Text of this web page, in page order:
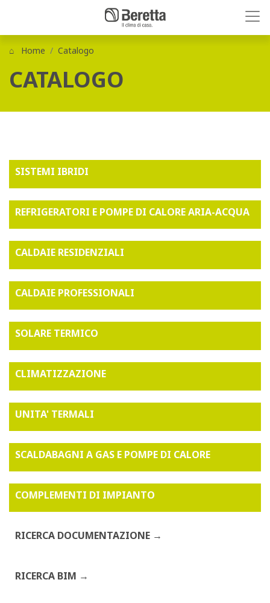
Home Catalogo
CATALOGO
SISTEMI IBRIDI
REFRIGERATORI E POMPE DI CALORE ARIA-ACQUA
CALDAIE RESIDENZIALI
CALDAIE PROFESSIONALI
SOLARE TERMICO
CLIMATIZZAZIONE
UNITA' TERMALI
SCALDABAGNI A GAS E POMPE DI CALORE
COMPLEMENTI DI IMPIANTO
RICERCA DOCUMENTAZIONE
RICERCA BIM